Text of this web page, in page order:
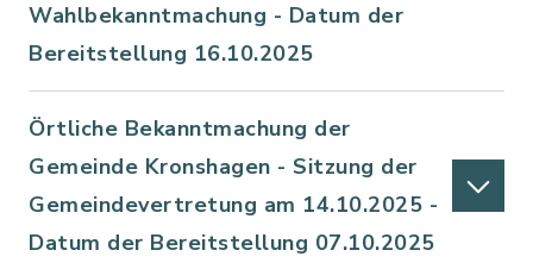
Wahlbekanntmachung - Datum der
Bereitstellung 16.10.2025
Örtliche Bekanntmachung der
Gemeinde Kronshagen - Sitzung der
Gemeindevertretung am 14.10.2025 -
Datum der Bereitstellung 07.10.2025